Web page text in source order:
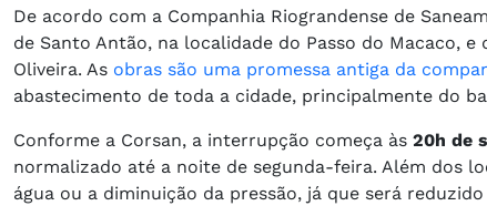
De acordo com a Companhia Riograndense de
de Santo Antão, na localidade do Passo do Macaco,
Oliveira. As obras são uma promessa antiga da
abastecimento de toda a cidade, principalmente do
Conforme a Corsan, a interrupção começa às 20h de
normalizado até a noite de segunda-feira. Além dos
água ou a diminuição da pressão, já que será